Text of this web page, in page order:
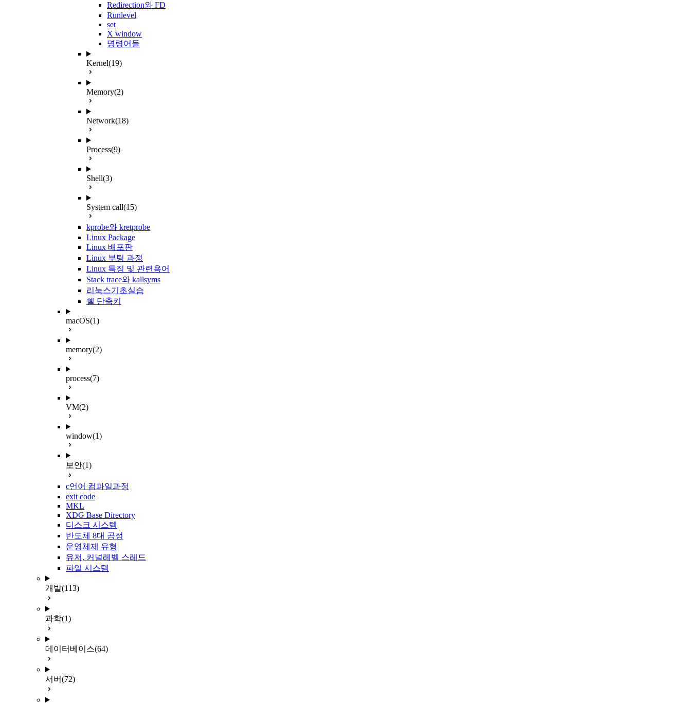
Redirection와 FD
Runlevel
set
X window
명령어들
Kernel(19)
Memory(2)
Network(18)
Process(9)
Shell(3)
System call(15)
kprobe와 kretprobe
Linux Package
Linux 배포판
Linux 부팅 과정
Linux 특징 및 관련용어
Stack trace와 kallsyms
리눅스기초실습
쉘 단축키
macOS(1)
memory(2)
process(7)
VM(2)
window(1)
보안(1)
c언어 컴파일과정
exit code
MKL
XDG Base Directory
디스크 시스템
반도체 8대 공정
운영체제 유형
유저, 커널레벨 스레드
파일 시스템
개발(113)
과학(1)
데이터베이스(64)
서버(72)